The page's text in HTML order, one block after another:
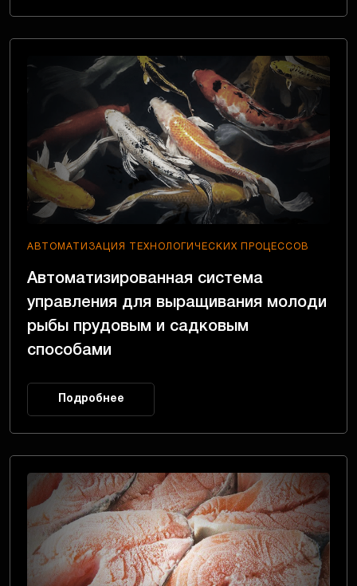
АВТОМАТИЗАЦИЯ ТЕХНОЛОГИЧЕСКИХ ПРОЦЕССОВ
Автоматизированная система
управления для выращивания молоди
рыбы прудовым и садковым
способами
Подробнее